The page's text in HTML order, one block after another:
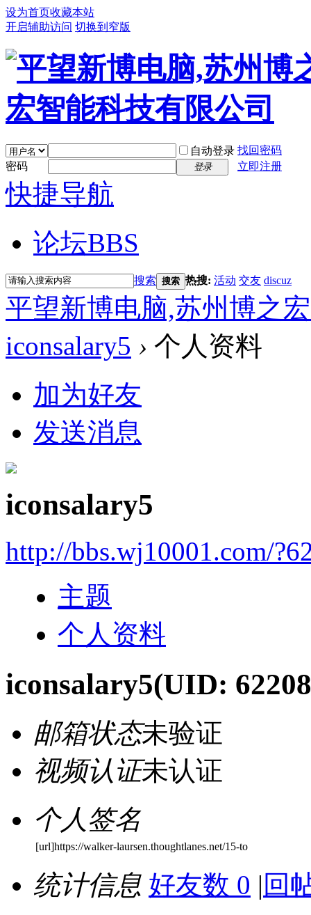
设为首页收藏本站
开启辅助访问 切换到窄版
自动登录 找回密码
密码
登录 立即注册
快捷导航
论坛BBS
搜索 搜索 热搜: 活动 交友 discuz
平望新博电脑,苏州博之
iconsalary5 › 个人资料
加为好友
发送消息
iconsalary5
http://bbs.wj10001.com/
主题
个人资料
iconsalary5(UID:
邮箱状态未验证
视频认证未认证
个人签名
[url]https://walker-laursen.thoughtlanes.net/15-to
统计信息 好友数 0 | 回